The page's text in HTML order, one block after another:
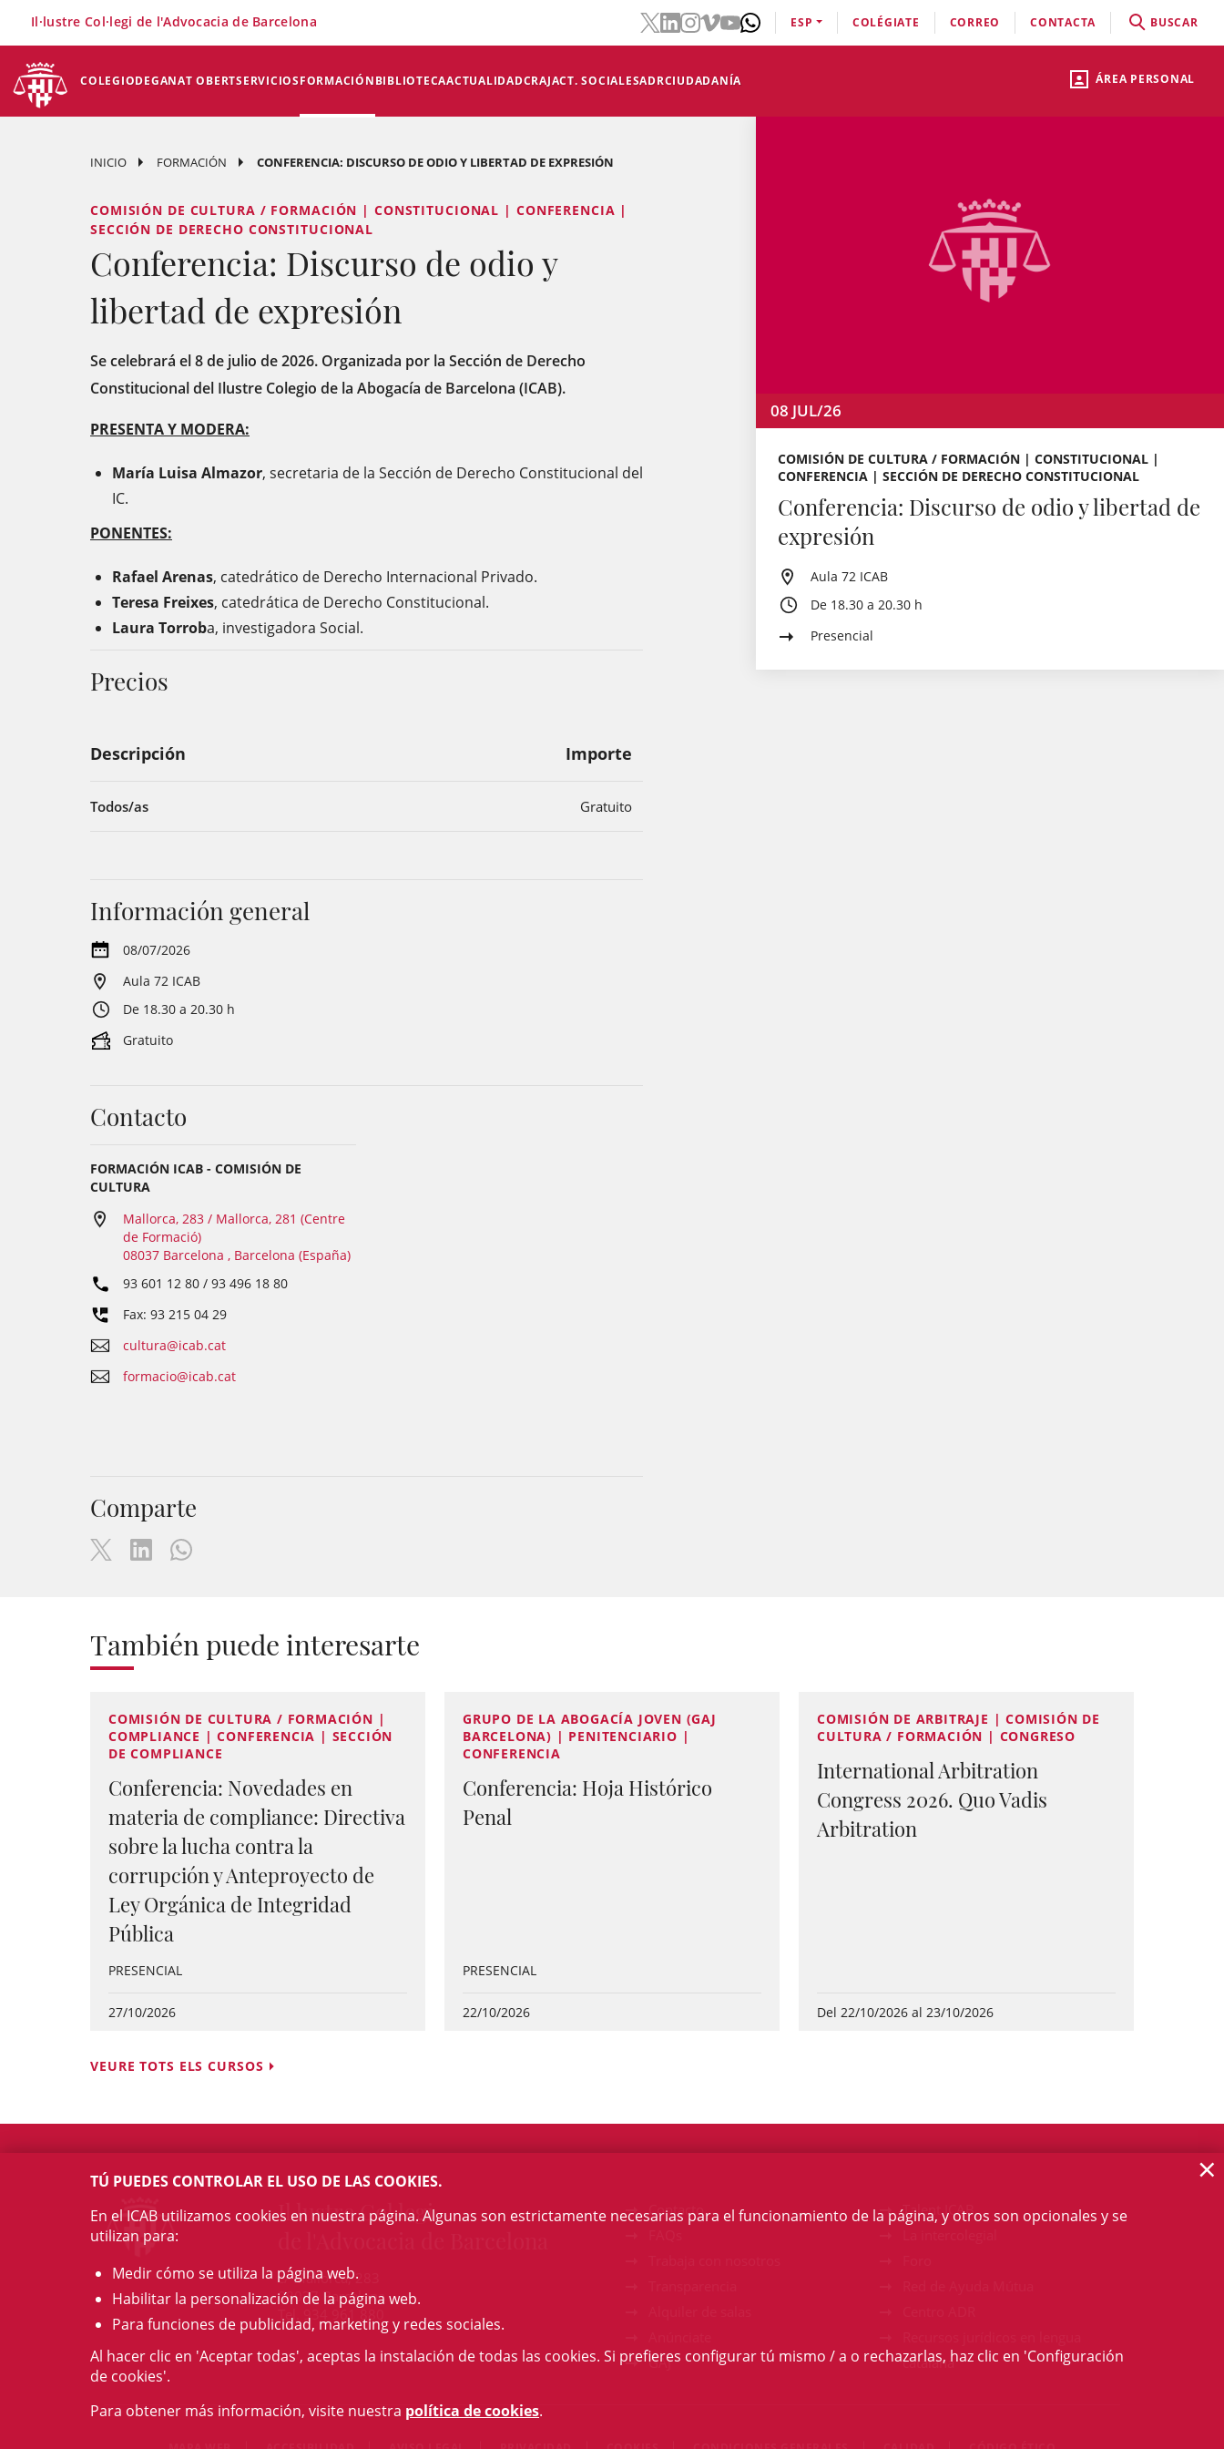
ÁREA PERSONAL
COLEGIODEGANAT OBERTSERVICIOSFORMACIÓNBIBLIOTECAACTUALIDADCRAJACT. SOCIALESADRCIUDADANÍA
Il·lustre Col·legi de l'Advocacia de Barcelona ESP COLÉGIATE CORREO CONTACTA BUSCAR
INICIO FORMACIÓN CONFERENCIA: DISCURSO DE ODIO Y LIBERTAD DE EXPRESIÓN
COMISIÓN DE CULTURA / FORMACIÓN | CONSTITUCIONAL | CONFERENCIA |
SECCIÓN DE DERECHO CONSTITUCIONAL
Conferencia: Discurso de odio y
libertad de expresión
Se celebrará el 8 de julio de 2026. Organizada por la Sección de Derecho
Constitucional del Ilustre Colegio de la Abogacía de Barcelona (ICAB).
PRESENTA Y MODERA:
María Luisa Almazor, secretaria de la Sección de Derecho Constitucional del
IC.
PONENTES:
Rafael Arenas, catedrático de Derecho Internacional Privado.
Teresa Freixes, catedrática de Derecho Constitucional.
Laura Torroba, investigadora Social.
Precios
Descripción Importe
Todos/as Gratuito
08 JUL/26
COMISIÓN DE CULTURA / FORMACIÓN | CONSTITUCIONAL |
CONFERENCIA | SECCIÓN DE DERECHO CONSTITUCIONAL
Conferencia: Discurso de odio y libertad de
expresión
Aula 72 ICAB
De 18.30 a 20.30 h
Presencial
Información general
08/07/2026
Aula 72 ICAB
De 18.30 a 20.30 h
Gratuito
Contacto
FORMACIÓN ICAB - COMISIÓN DE
CULTURA
Mallorca, 283 / Mallorca, 281 (Centre
de Formació)
08037 Barcelona , Barcelona (España)
93 601 12 80 / 93 496 18 80
Fax: 93 215 04 29
cultura@icab.cat
formacio@icab.cat
Comparte
También puede interesarte
COMISIÓN DE CULTURA / FORMACIÓN |
COMPLIANCE | CONFERENCIA | SECCIÓN
DE COMPLIANCE
Conferencia: Novedades en
materia de compliance: Directiva
sobre la lucha contra la
corrupción y Anteproyecto de
Ley Orgánica de Integridad
Pública
PRESENCIAL
27/10/2026
GRUPO DE LA ABOGACÍA JOVEN (GAJ
BARCELONA) | PENITENCIARIO |
CONFERENCIA
Conferencia: Hoja Histórico
Penal
PRESENCIAL
22/10/2026
COMISIÓN DE ARBITRAJE | COMISIÓN DE
CULTURA / FORMACIÓN | CONGRESO
International Arbitration
Congress 2026. Quo Vadis
Arbitration
Del 22/10/2026 al 23/10/2026
VEURE TOTS ELS CURSOS
Il·lustre Col·legi
c/ Mallorca, 283
08037 Barcelona
Tel. 934 961 880
Contacto
GAJ
Talent ICAB
catalana
TÚ PUEDES CONTROLAR EL USO DE LAS COOKIES.
En el ICAB utilizamos cookies en nuestra página. Algunas son estrictamente necesarias para el funcionamiento de la página, y otros son opcionales y se
utilizan para:
Medir cómo se utiliza la página web.
Habilitar la personalización de la página web.
Para funciones de publicidad, marketing y redes sociales.
Al hacer clic en 'Aceptar todas', aceptas la instalación de todas las cookies. Si prefieres configurar tú mismo / a o rechazarlas, haz clic en 'Configuración
de cookies'.
Para obtener más información, visite nuestra política de cookies.
×